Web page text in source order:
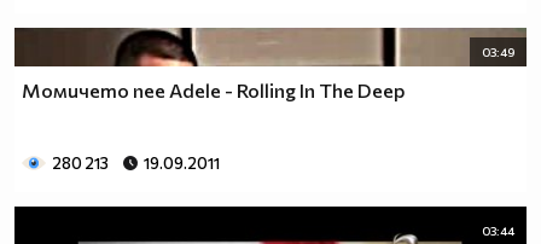
03:49
Момичето пее Adele - Rolling In The Deep
280 213 19.09.2011
03:44